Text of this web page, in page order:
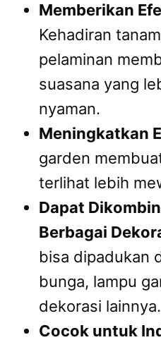
Memberikan
Kehadiran
pelaminan
suasana yang
nyaman.
Meningkatkan
garden
terlihat lebih
Dapat
Berbagai
bisa dipadukan
bunga, lampu
dekorasi lainnya.
Cocok untuk